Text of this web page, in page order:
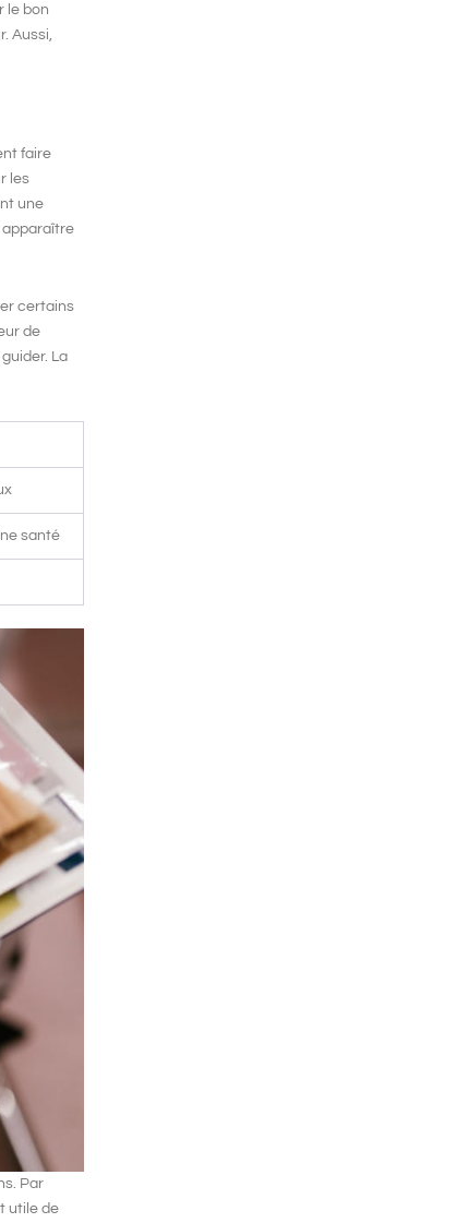
le bon
Aussi,
faire
les
une
apparaître
certains
de
La
santé
Par
utile de